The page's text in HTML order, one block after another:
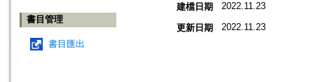
書目管理
書目匯出
建檔日期 2022.11.23
更新日期 2022.11.23